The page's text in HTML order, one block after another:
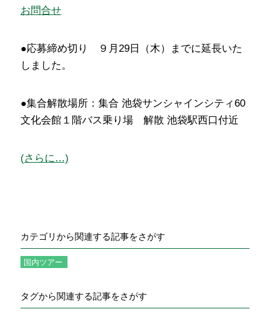
お問合せ
●応募締め切り ９月29日（木）までに延長いた
しました。
●集合解散場所：集合 池袋サンシャインシティ60
文化会館１階バス乗り場 解散 池袋駅西口付近
(さらに…)
カテゴリから関連する記事をさがす
国内ツアー
タグから関連する記事をさがす